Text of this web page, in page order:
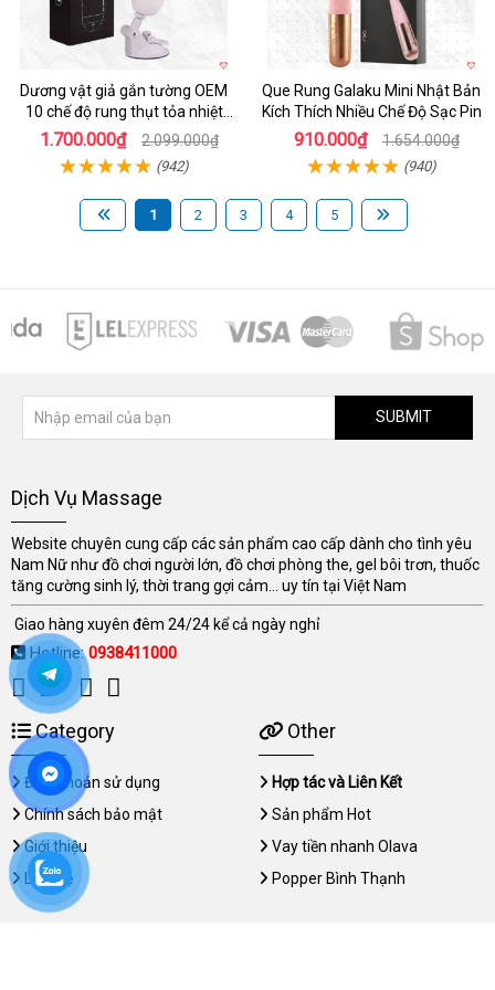
Dương vật giả gắn tường OEM
10 chế độ rung thụt tỏa nhiệt
siêu thực
1.700.000₫ 2.099.000₫
(942)
Que Rung Galaku Mini Nhật Bản
Kích Thích Nhiều Chế Độ Sạc Pin
910.000₫ 1.654.000₫
(940)
1 2 3 4 5
SUBMIT
Dịch Vụ Massage
Website chuyên cung cấp các sản phẩm cao cấp dành cho tình yêu
Nam Nữ như đồ chơi người lớn, đồ chơi phòng the, gel bôi trơn, thuốc
tăng cường sinh lý, thời trang gợi cảm... uy tín tại Việt Nam
Giao hàng xuyên đêm 24/24 kể cả ngày nghỉ
Hotline:0938411000
Category
Điều khoản sử dụng
Chính sách bảo mật
Giới thiệu
Liên hệ
Other
Hợp tác và Liên Kết
Sản phẩm Hot
Vay tiền nhanh Olava
Popper Bình Thạnh